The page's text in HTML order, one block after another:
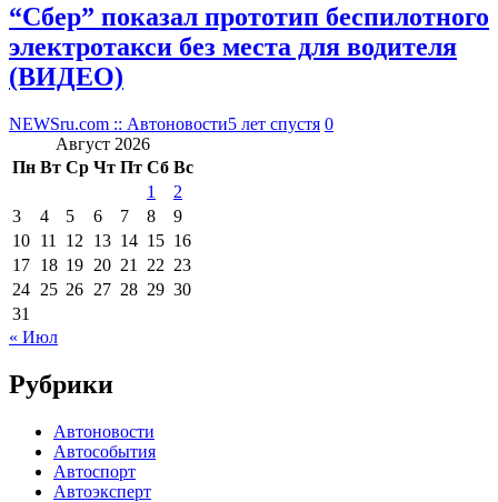
“Сбер” показал прототип беспилотного
электротакси без места для водителя
(ВИДЕО)
NEWSru.com :: Автоновости5 лет спустя 0
Август 2026
Пн Вт Ср Чт Пт Сб Вс
1
2
3
4 5 6 7 8
9
10 11 12 13 14 15 16
17 18 19 20 21 22 23
24 25 26 27 28 29 30
31
« Июл
Рубрики
Автоновости
Автособытия
Автоспорт
Автоэксперт